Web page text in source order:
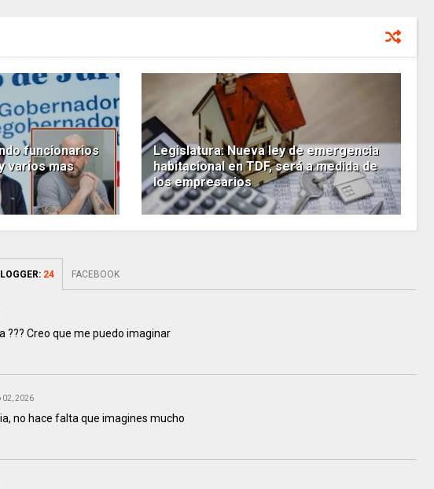
funcionarios
varios mas
Legislatura: Nueva ley de emergencia
habitacional en TDF, será a medida de
los empresarios
: 24 FACEBOOK
??? Creo que me puedo imaginar
02, 2026
no hace falta que imagines mucho